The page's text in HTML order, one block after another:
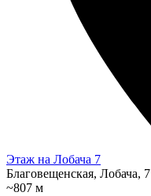
Этаж на Лобача 7
Благовещенская, Лобача, 7
~807 м